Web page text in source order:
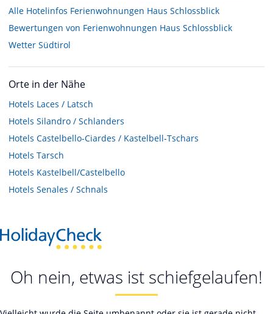
Alle Hotelinfos Ferienwohnungen Haus Schlossblick
Bewertungen von Ferienwohnungen Haus Schlossblick
Wetter Südtirol
Orte in der Nähe
Hotels Laces / Latsch
Hotels Silandro / Schlanders
Hotels Castelbello-Ciardes / Kastelbell-Tschars
Hotels Tarsch
Hotels Kastelbell/Castelbello
Hotels Senales / Schnals
Oh nein, etwas ist schiefgelaufen!